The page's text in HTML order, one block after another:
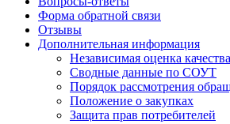
Форма обратной связи
Отзывы
Дополнительная информация
Независимая оценка качества
Сводные данные по СОУТ
Порядок рассмотрения
Положение о закупках
Защита прав потребителей